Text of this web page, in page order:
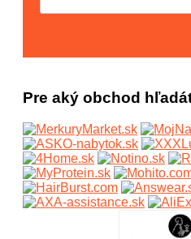
Pre aký obchod